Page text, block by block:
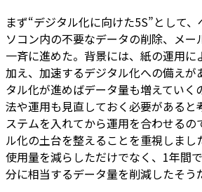
まず“デジタル化に向けた5S”として
ソコン内の不要なデータの削除、メー
一斉に進めた。背景には、紙の運用に
加え、加速するデジタル化への備えが
タル化が進めばデータ量も増えていく
法や運用も見直しておく必要があると
ステムを入れてから運用を合わせるの
ル化の土台を整えることを重視しまし
使用量を減らしただけでなく、1年間
分に相当するデータ量を削減したそう